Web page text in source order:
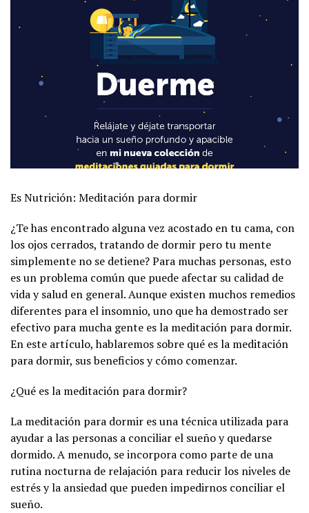
Es Nutrición: Meditación para dormir
¿Te has encontrado alguna vez acostado en tu cama, con
los ojos cerrados, tratando de dormir pero tu mente
simplemente no se detiene? Para muchas personas, esto
es un problema común que puede afectar su calidad de
vida y salud en general. Aunque existen muchos remedios
diferentes para el insomnio, uno que ha demostrado ser
efectivo para mucha gente es la meditación para dormir.
En este artículo, hablaremos sobre qué es la meditación
para dormir, sus beneficios y cómo comenzar.
¿Qué es la meditación para dormir?
La meditación para dormir es una técnica utilizada para
ayudar a las personas a conciliar el sueño y quedarse
dormido. A menudo, se incorpora como parte de una
rutina nocturna de relajación para reducir los niveles de
estrés y la ansiedad que pueden impedirnos conciliar el
sueño.